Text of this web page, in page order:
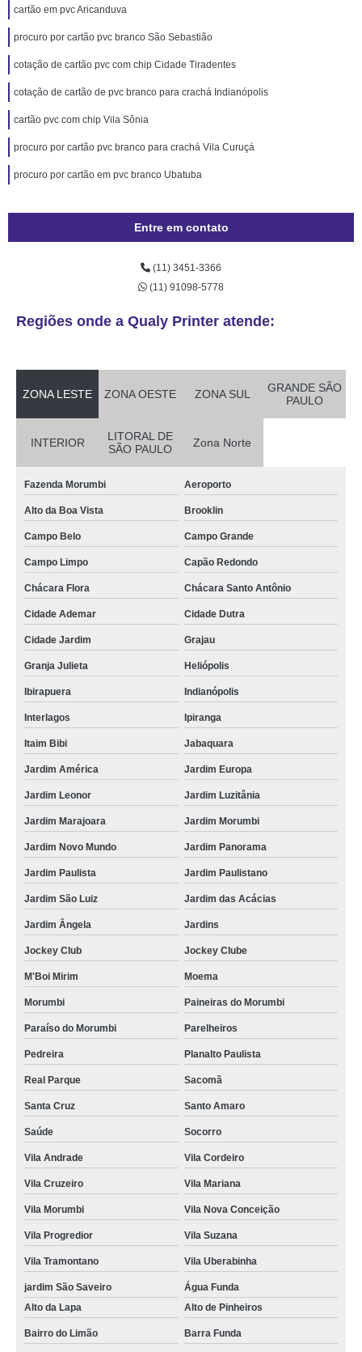
cartão em pvc Aricanduva
procuro por cartão pvc branco São Sebastião
cotação de cartão pvc com chip Cidade Tiradentes
cotação de cartão de pvc branco para crachá Indianópolis
cartão pvc com chip Vila Sônia
procuro por cartão pvc branco para crachá Vila Curuçá
procuro por cartão em pvc branco Ubatuba
Entre em contato
(11) 3451-3366
(11) 91098-5778
Regiões onde a Qualy Printer atende:
ZONA LESTE ZONA OESTE ZONA SUL
GRANDE SÃO
PAULO
INTERIOR
LITORAL DE
SÃO PAULO
Zona Norte
Fazenda Morumbi Aeroporto
Alto da Boa Vista Brooklin
Campo Belo Campo Grande
Campo Limpo Capão Redondo
Chácara Flora Chácara Santo Antônio
Cidade Ademar Cidade Dutra
Cidade Jardim Grajau
Granja Julieta Heliópolis
Ibirapuera Indianópolis
Interlagos Ipiranga
Itaim Bibi Jabaquara
Jardim América Jardim Europa
Jardim Leonor Jardim Luzitânia
Jardim Marajoara Jardim Morumbi
Jardim Novo Mundo Jardim Panorama
Jardim Paulista Jardim Paulistano
Jardim São Luiz Jardim das Acácias
Jardim Ângela Jardins
Jockey Club Jockey Clube
M'Boi Mirim Moema
Morumbi Paineiras do Morumbi
Paraíso do Morumbi Parelheiros
Pedreira Planalto Paulista
Real Parque Sacomã
Santa Cruz Santo Amaro
Saúde Socorro
Vila Andrade Vila Cordeiro
Vila Cruzeiro Vila Mariana
Vila Morumbi Vila Nova Conceição
Vila Progredior Vila Suzana
Vila Tramontano Vila Uberabinha
jardim São Saveiro
Água Funda
Alto da Lapa
Alto de Pinheiros
Bairro do Limão Barra Funda